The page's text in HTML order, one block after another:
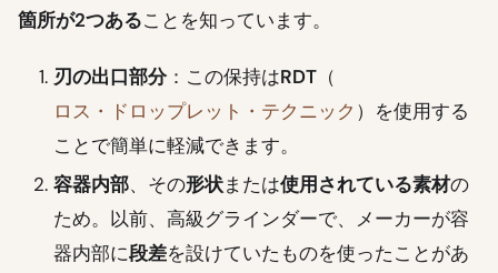
箇所が2つあることを知っています。
刃の出口部分 ：この保持はRDT （
ロス・ドロップレット・テクニック ）を使用する
ことで簡単に軽減できます。
容器内部、その形状または使用されている素材の
ため。以前、高級グラインダーで、メーカーが容
器内部に段差を設けていたものを使ったことがあ